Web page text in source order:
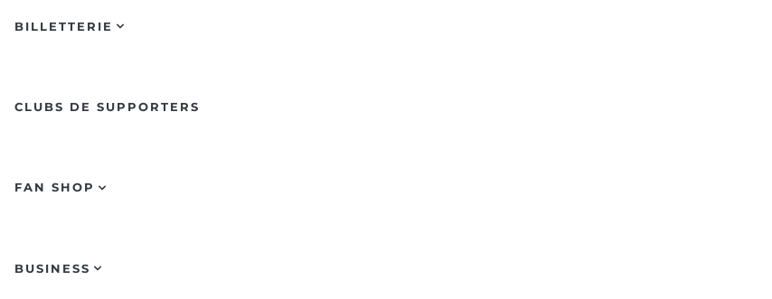
BILLETTERIE
CLUBS DE SUPPORTERS
FAN SHOP
BUSINESS